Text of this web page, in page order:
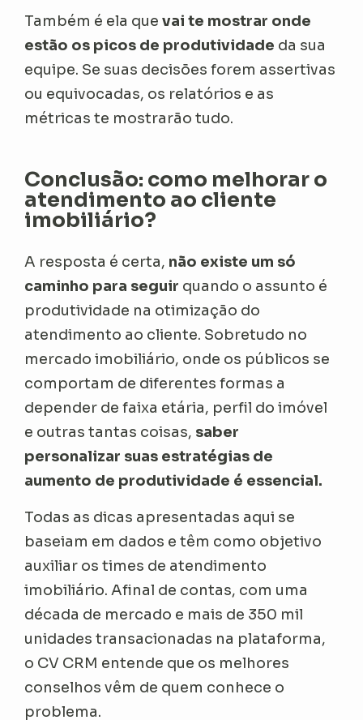
Também é ela que vai te mostrar onde
estão os picos de produtividade da sua
equipe. Se suas decisões forem assertivas
ou equivocadas, os relatórios e as
métricas te mostrarão tudo.
Conclusão: como melhorar o
atendimento ao cliente
imobiliário?
A resposta é certa, não existe um só
caminho para seguir quando o assunto é
produtividade na otimização do
atendimento ao cliente. Sobretudo no
mercado imobiliário, onde os públicos se
comportam de diferentes formas a
depender de faixa etária, perfil do imóvel
e outras tantas coisas, saber
personalizar suas estratégias de
aumento de produtividade é essencial.
Todas as dicas apresentadas aqui se
baseiam em dados e têm como objetivo
auxiliar os times de atendimento
imobiliário. Afinal de contas, com uma
década de mercado e mais de 350 mil
unidades transacionadas na plataforma,
o CV CRM entende que os melhores
conselhos vêm de quem conhece o
problema.